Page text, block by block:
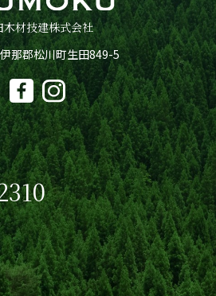
木材技建株式会社
那郡松川町生田849-5